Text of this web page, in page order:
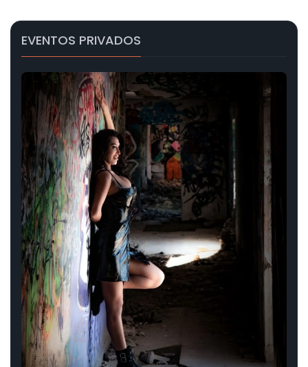
EVENTOS PRIVADOS